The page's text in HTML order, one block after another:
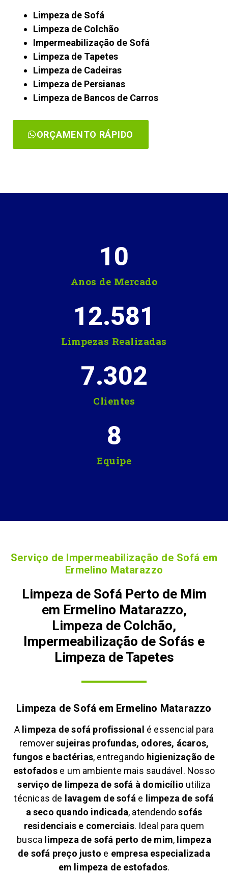
Limpeza de Sofá
Limpeza de Colchão
Impermeabilização de Sofá
Limpeza de Tapetes
Limpeza de Cadeiras
Limpeza de Persianas
Limpeza de Bancos de Carros
ORÇAMENTO RÁPIDO
Anos de Mercado
10
Limpezas Realizadas
12.581
Clientes
7.302
Equipe
8
Serviço de Impermeabilização de Sofá em
Ermelino Matarazzo
Limpeza de Sofá Perto de Mim
em Ermelino Matarazzo,
Limpeza de Colchão,
Impermeabilização de Sofás e
Limpeza de Tapetes
Limpeza de Sofá em Ermelino Matarazzo
A limpeza de sofá profissional é essencial para
removersujeiras profundas, odores, ácaros,
fungos e bactérias, entregando higienização de
estofadose um ambiente mais saudável. Nosso
serviço de limpeza de sofá à domicílio utiliza
técnicas de lavagem de sofá e limpeza de sofá
a seco quando indicada, atendendosofás
residenciais e comerciais. Ideal para quem
busca limpeza de sofá perto de mim, limpeza
de sofá preço justo e empresa especializada
em limpeza de estofados.